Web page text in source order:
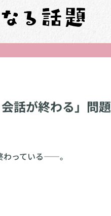
話が終わる」問題
わっている——。